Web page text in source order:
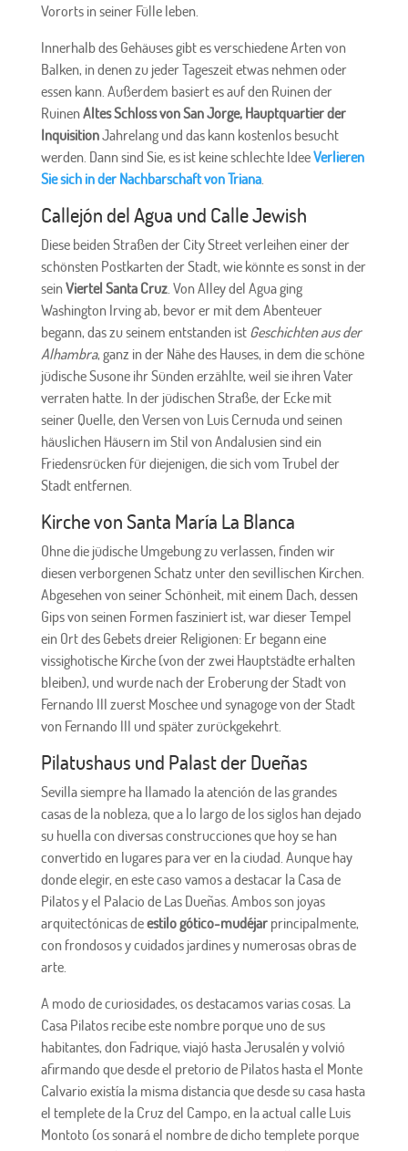
Vororts in seiner Fülle leben.
Innerhalb des Gehäuses gibt es verschiedene Arten von
Balken, in denen zu jeder Tageszeit etwas nehmen oder
essen kann. Außerdem basiert es auf den Ruinen der
RuinenAltes Schloss von San Jorge, Hauptquartier der
InquisitionJahrelang und das kann kostenlos besucht
werden. Dann sind Sie, es ist keine schlechte IdeeVerlieren
Sie sich in der Nachbarschaft von Triana.
Callejón del Agua und Calle Jewish
Diese beiden Straßen der City Street verleihen einer der
schönsten Postkarten der Stadt, wie könnte es sonst in der
seinViertel Santa Cruz. Von Alley del Agua ging
Washington Irving ab, bevor er mit dem Abenteuer
begann, das zu seinem entstanden ist Geschichten aus der
Alhambra, ganz in der Nähe des Hauses, in dem die schöne
jüdische Susone ihr Sünden erzählte, weil sie ihren Vater
verraten hatte. In der jüdischen Straße, der Ecke mit
seiner Quelle, den Versen von Luis Cernuda und seinen
häuslichen Häusern im Stil von Andalusien sind ein
Friedensrücken für diejenigen, die sich vom Trubel der
Stadt entfernen.
Kirche von Santa María La Blanca
Ohne die jüdische Umgebung zu verlassen, finden wir
diesen verborgenen Schatz unter den sevillischen Kirchen.
Abgesehen von seiner Schönheit, mit einem Dach, dessen
Gips von seinen Formen fasziniert ist, war dieser Tempel
ein Ort des Gebets dreier Religionen: Er begann eine
vissighotische Kirche (von der zwei Hauptstädte erhalten
bleiben), und wurde nach der Eroberung der Stadt von
Fernando III zuerst Moschee und synagoge von der Stadt
von Fernando III und später zurückgekehrt.
Pilatushaus und Palast der Dueñas
Sevilla siempre ha llamado la atención de las grandes
casas de la nobleza, que a lo largo de los siglos han dejado
su huella con diversas construcciones que hoy se han
convertido en lugares para ver en la ciudad. Aunque hay
donde elegir, en este caso vamos a destacar la Casa de
Pilatos y el Palacio de Las Dueñas. Ambos son joyas
arquitectónicas deestilo gótico-mudéjar principalmente,
con frondosos y cuidados jardines y numerosas obras de
arte.
A modo de curiosidades, os destacamos varias cosas. La
Casa Pilatos recibe este nombre porque uno de sus
habitantes, don Fadrique, viajó hasta Jerusalén y volvió
afirmando que desde el pretorio de Pilatos hasta el Monte
Calvario existía la misma distancia que desde su casa hasta
el templete de la Cruz del Campo, en la actual calle Luis
Montoto (os sonará el nombre de dicho templete porque